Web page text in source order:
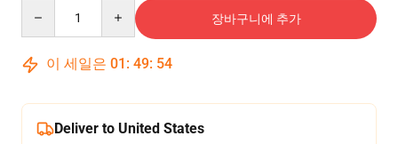
장바구니에 추가
이 세일은 01 : 49: 54
Deliver to United States